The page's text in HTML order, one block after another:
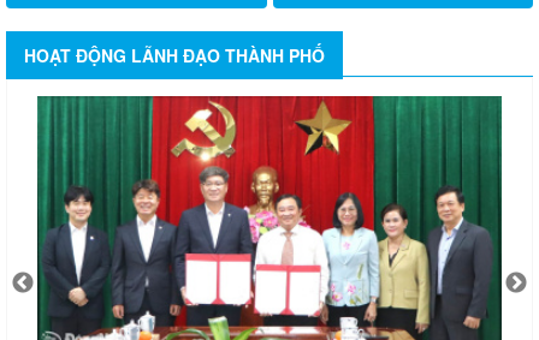
HOẠT ĐỘNG LÃNH ĐẠO THÀNH PHỐ